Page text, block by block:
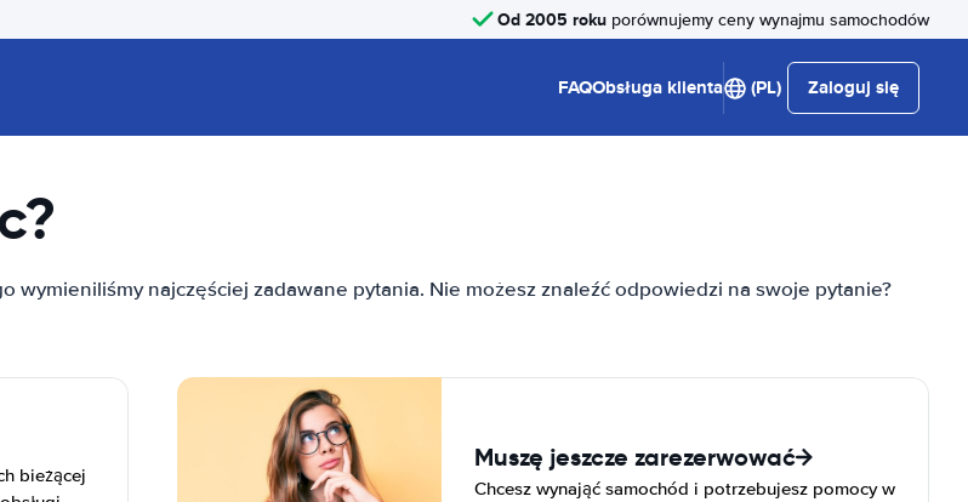
Od 2005 roku porównujemy ceny wynajmu samochodów
FAQObsługa klienta (PL) Zaloguj się
najczęściej zadawane pytania. Nie możesz znaleźć odpowiedzi na swoje pytanie?
bieżącej
Muszę jeszcze zarezerwować
Chcesz wynająć samochód i potrzebujesz pomocy w